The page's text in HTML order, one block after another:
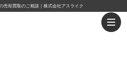
売却買取のご相談｜株式会社アスライク